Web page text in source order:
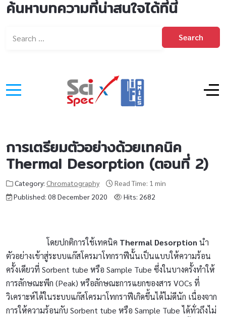
ค้นหาบทความที่น่าสนใจได้ที่นี่
Search
การเตรียมตัวอย่างด้วยเทคนิค
Thermal Desorption (ตอนที่ 2)
Category: Chromatography
Read Time: 1 min
Published: 08 December 2020
Hits: 2682
โดยปกติการใช้เทคนิค Thermal Desorption นำ
ตัวอย่างเข้าสู่ระบบแก๊สโครมาโทกราฟีนั้นเป็นแบบให้ความร้อน
ครั้งเดียวที่ Sorbent tube หรือ Sample Tube ซึ่งในบางครั้งทำให้
การลักษณะพีก (Peak) หรือลักษณะการแยกของสาร VOCs ที่
วิเคราะห์ได้ในระบบแก๊สโครมาโทกราฟีเกิดขึ้นได้ไม่ดีนัก เนื่องจาก
การให้ความร้อนกับ Sorbent tube หรือ Sample Tube ได้ทั่วถึงไม่